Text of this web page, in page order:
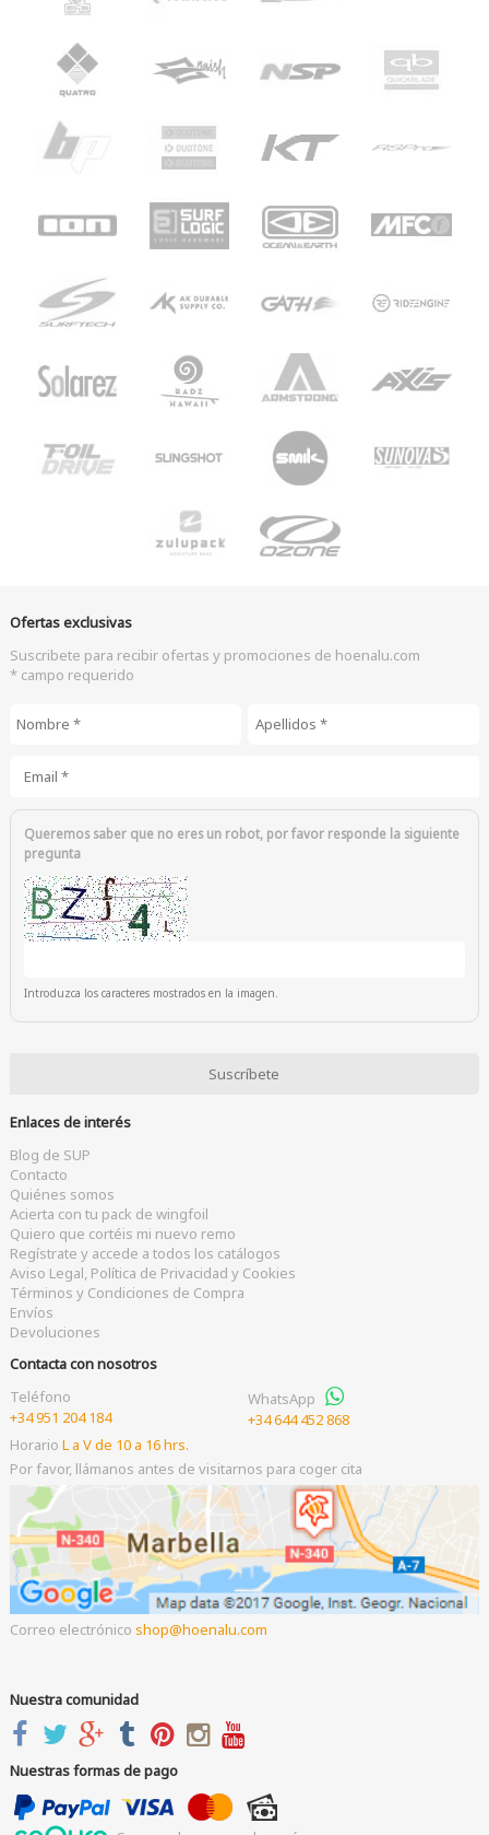
Ofertas exclusivas
Suscribete para recibir ofertas y promociones de hoenalu.com
* campo requerido
Queremos saber que no eres un robot, por favor responde la siguiente
pregunta
Introduzca los caracteres mostrados en la imagen.
Enlaces de interés
Blog de SUP
Contacto
Quiénes somos
Acierta con tu pack de wingfoil
Quiero que cortéis mi nuevo remo
Regístrate y accede a todos los catálogos
Aviso Legal, Política de Privacidad y Cookies
Términos y Condiciones de Compra
Envíos
Devoluciones
Contacta con nosotros
Teléfono
+34 951 204 184
WhatsApp
+34 644 452 868
Horario L a V de 10 a 16 hrs.
Por favor, llámanos antes de visitarnos para coger cita
Correo electrónico shop hoenalu.com
Nuestra comunidad
Nuestras formas de pago